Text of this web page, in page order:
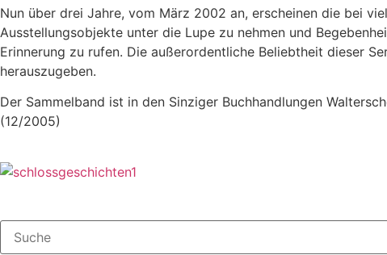
Nun über drei Jahre, vom März 2002 an, erscheinen die bei
Ausstellungsobjekte unter die Lupe zu nehmen und
Erinnerung zu rufen. Die außerordentliche Beliebtheit dieser
herauszugeben.
Der Sammelband ist in den Sinziger Buchhandlungen
(12/2005)